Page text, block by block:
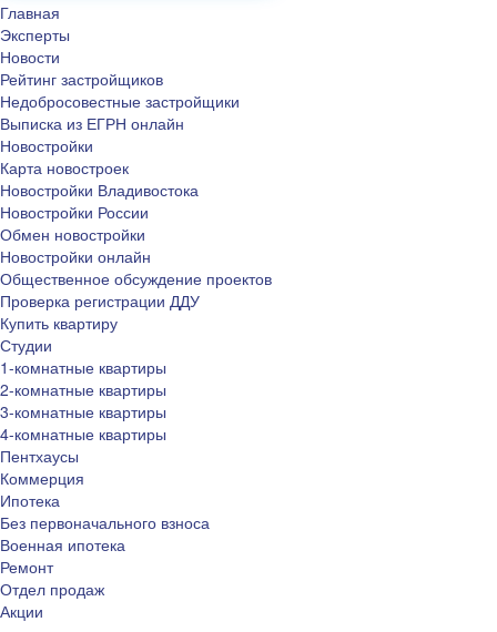
Главная
Эксперты
Новости
Рейтинг застройщиков
Недобросовестные застройщики
Выписка из ЕГРН онлайн
Новостройки
Карта новостроек
Новостройки Владивостока
Новостройки России
Обмен новостройки
Новостройки онлайн
Общественное обсуждение проектов
Проверка регистрации ДДУ
Купить квартиру
Студии
1-комнатные квартиры
2-комнатные квартиры
3-комнатные квартиры
4-комнатные квартиры
Пентхаусы
Коммерция
Ипотека
Без первоначального взноса
Военная ипотека
Ремонт
Отдел продаж
Акции